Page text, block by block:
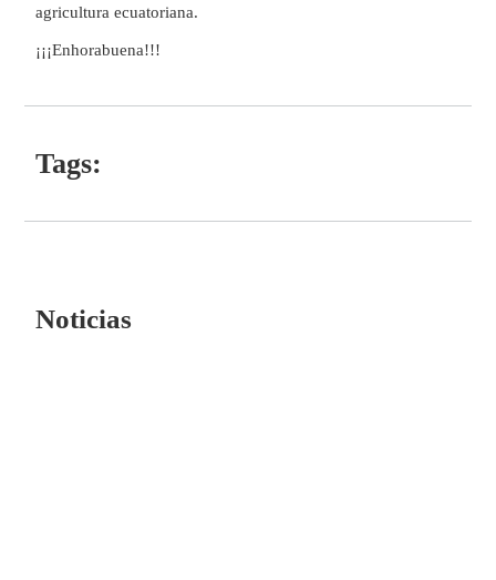
agricultura ecuatoriana.
¡¡¡Enhorabuena!!!
Tags:
Noticias